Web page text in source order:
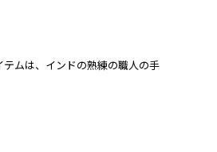
ムは、インドの熟練の職人の手